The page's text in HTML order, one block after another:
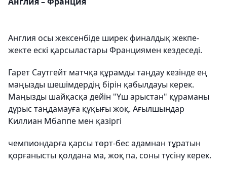
Англия осы жексенбіде ширек финалдық жекпе-
жекте ескі қарсыластары Франциямен кездеседі.
Гарет Саутгейт матчқа құрамды таңдау кезінде ең
маңызды шешімдердің бірін қабылдауы керек.
Маңызды шайқасқа дейін "Үш арыстан" құраманы
дұрыс таңдамауға құқығы жоқ. Ағылшындар
Киллиан Мбаппе мен қазіргі
чемпиондарға қарсы төрт-бес адамнан тұратын
қорғанысты қолдана ма, жоқ па, соны түсіну керек.